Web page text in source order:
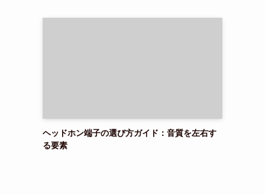
ヘッドホン端子の選び方ガイド：音質を左右す
る要素